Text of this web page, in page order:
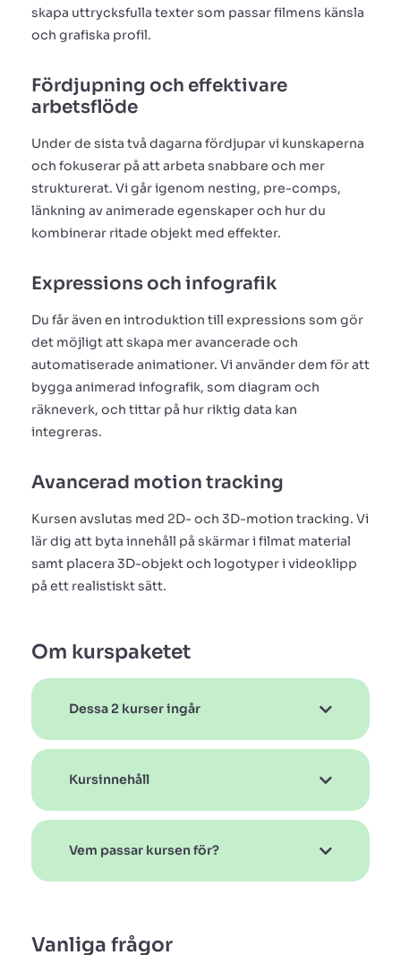
skapa uttrycksfulla texter som passar filmens känsla
och grafiska profil.
Fördjupning och effektivare
arbetsflöde
Under de sista två dagarna fördjupar vi kunskaperna
och fokuserar på att arbeta snabbare och mer
strukturerat. Vi går igenom nesting, pre-comps,
länkning av animerade egenskaper och hur du
kombinerar ritade objekt med effekter.
Expressions och infografik
Du får även en introduktion till expressions som gör
det möjligt att skapa mer avancerade och
automatiserade animationer. Vi använder dem för att
bygga animerad infografik, som diagram och
räkneverk, och tittar på hur riktig data kan
integreras.
Avancerad motion tracking
Kursen avslutas med 2D- och 3D-motion tracking. Vi
lär dig att byta innehåll på skärmar i filmat material
samt placera 3D-objekt och logotyper i videoklipp
på ett realistiskt sätt.
Om kurspaketet
Dessa 2 kurser ingår
Kursinnehåll
Vem passar kursen för?
Vanliga frågor